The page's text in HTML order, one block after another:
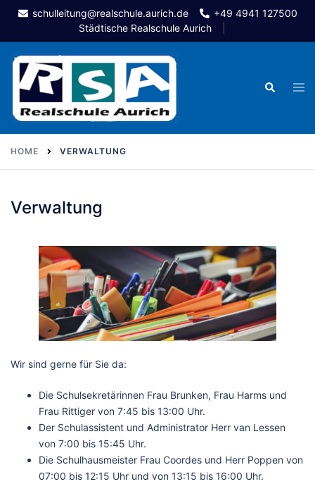
Skip
content
schulleitung@realschule.aurich.de
+49 4941 127500
Städtische Realschule Aurich
Search
HOME VERWALTUNG
Verwaltung
Wir sind gerne für Sie da:
Die Schulsekretärinnen Frau Brunken, Frau Harms und
Frau Rittiger von 7:45 bis 13:00 Uhr.
Der Schulassistent und Administrator Herr van Lessen
von 7:00 bis 15:45 Uhr.
Die Schulhausmeister Frau Coordes und Herr Poppen von
07:00 bis 12:15 Uhr und von 13:15 bis 16:00 Uhr.